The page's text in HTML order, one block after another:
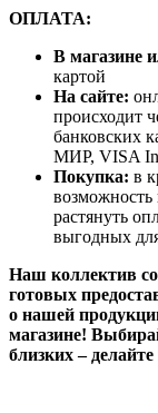
ОПЛАТА:
В магазине
картой
На сайте:
происходит
банковских
МИР, VISA
Покупка: в
возможность
растянуть
выгодных
Наш коллектив
готовых
о нашей
магазине!
близких –